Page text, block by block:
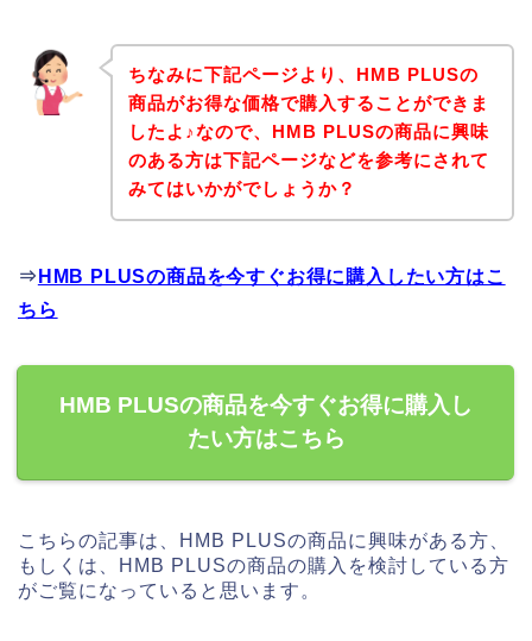
ちなみに下記ページより、HMB PLUSの
商品がお得な価格で購入することができま
したよ♪なので、HMB PLUSの商品に興味
のある方は下記ページなどを参考にされて
みてはいかがでしょうか？
⇒ HMB PLUSの商品を今すぐお得に購入したい方はこ
ちら
HMB PLUSの商品を今すぐお得に購入し
たい方はこちら
こちらの記事は、HMB PLUSの商品に興味がある方、
もしくは、HMB PLUSの商品の購入を検討している方
がご覧になっていると思います。